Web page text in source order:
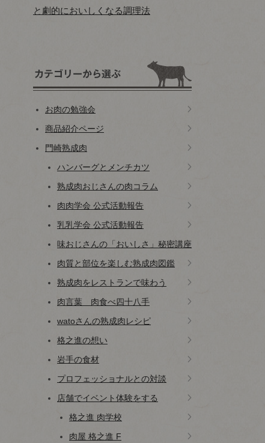
と劇的においしくなる調理法
お肉の勉強会
商品紹介ページ
門崎熟成肉
ハンバーグとメンチカツ
熟成肉おじさんの肉コラム
肉肉学会 公式活動報告
乳乳学会 公式活動報告
味おじさんの「おいしさ」秘密講座
肉質と部位を楽しむ熟成肉図鑑
熟成肉をレストランで味わう
肉言葉 肉食べ四十八手
watoさんの熟成肉レシピ
格之進の想い
岩手の食材
プロフェッショナルとの対談
店舗でイベント体験をする
格之進 肉学校
肉屋 格之進 F